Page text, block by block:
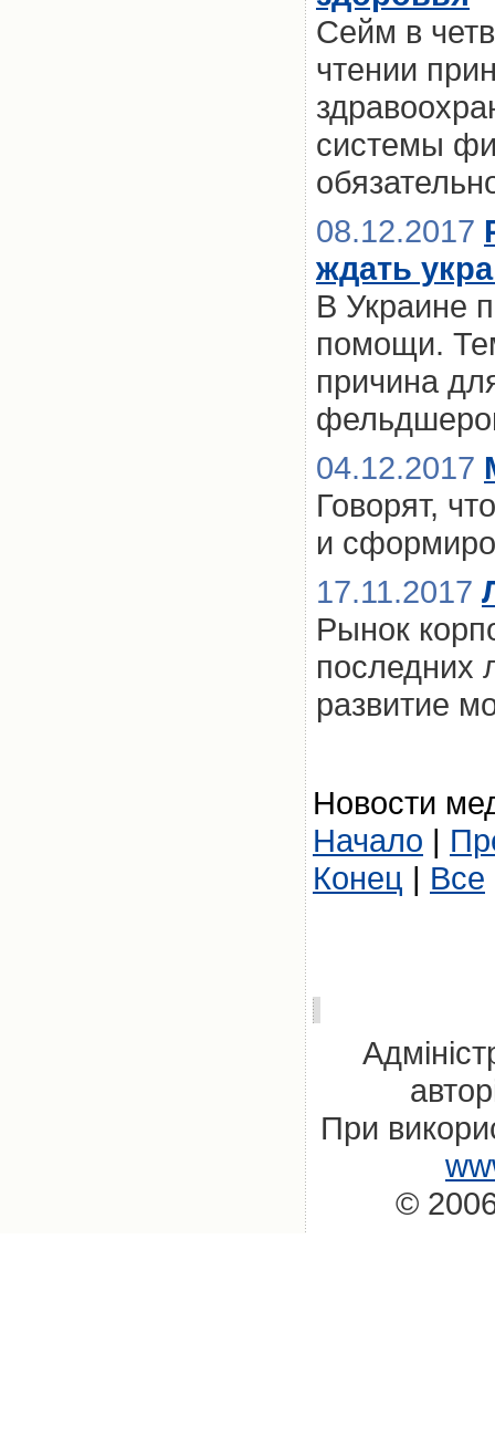
Сейм в
чтении
системы
08.12.2017
ждать
В Украине
помощи.
причина
04.12.2017
Говорят,
и
17.11.2017
Рынок
последних
развитие
Новости
Начало |
Конец | Все
При
©